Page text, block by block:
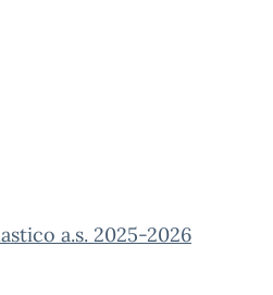
a.s. 2025-2026